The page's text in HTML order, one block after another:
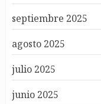
septiembre 2025
agosto 2025
julio 2025
junio 2025